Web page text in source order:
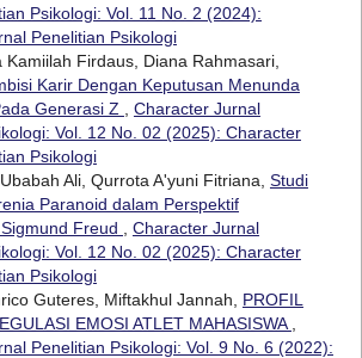
Psikologi: Vol. 11 No. 2 (2024):
Penelitian Psikologi
Kamiilah Firdaus, Diana Rahmasari,
Karir Dengan Keputusan Menunda
Generasi Z
Character Jurnal
Vol. 12 No. 02 (2025): Character
Psikologi
Ali, Qurrota A'yuni Fitriana, Studi
Paranoid dalam Perspektif
Freud
Character Jurnal
Vol. 12 No. 02 (2025): Character
Psikologi
Guteres, Miftakhul Jannah, PROFIL
EMOSI ATLET MAHASISWA
Penelitian Psikologi: Vol. 9 No. 6 (2022):